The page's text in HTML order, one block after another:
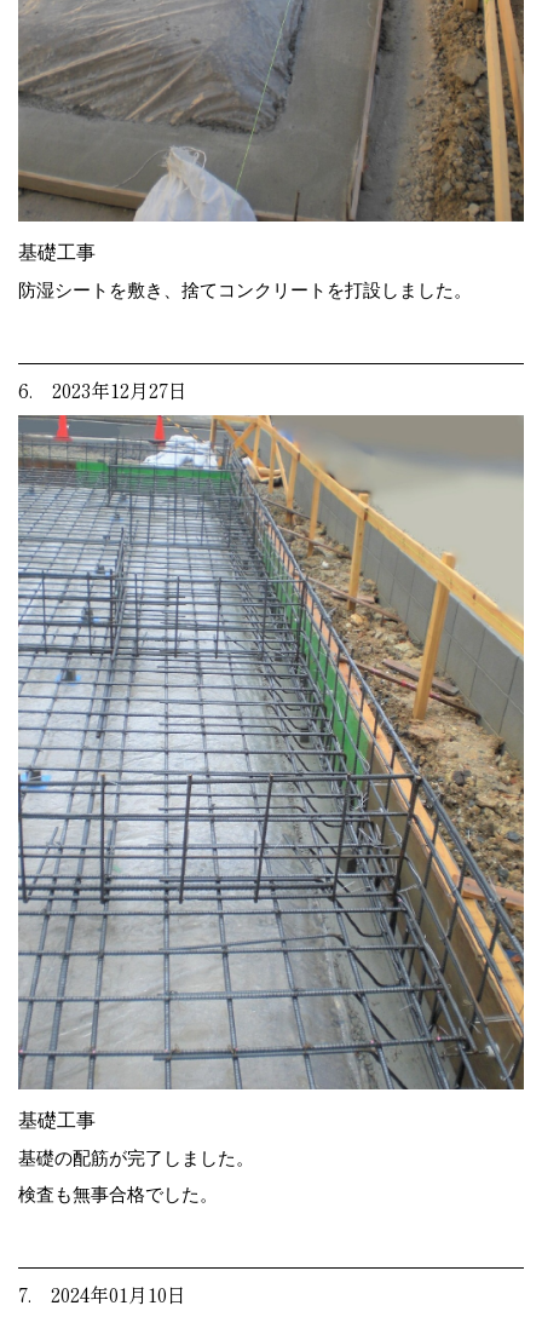
基礎工事
防湿シートを敷き、捨てコンクリートを打設しました。
6. 2023年12月27日
基礎工事
基礎の配筋が完了しました。
検査も無事合格でした。
7. 2024年01月10日